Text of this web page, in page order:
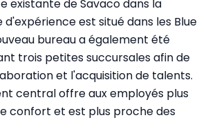
existante de Savaco dans la
d'expérience est situé dans les Blue
bureau a également été
trois petites succursales afin de
et l'acquisition de talents.
central offre aux employés plus
confort et est plus proche des